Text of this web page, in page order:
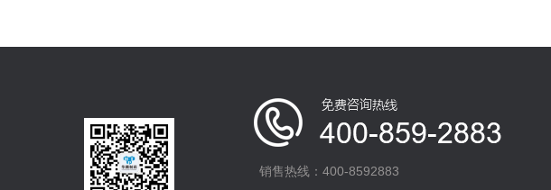
销售热线：400-8592883